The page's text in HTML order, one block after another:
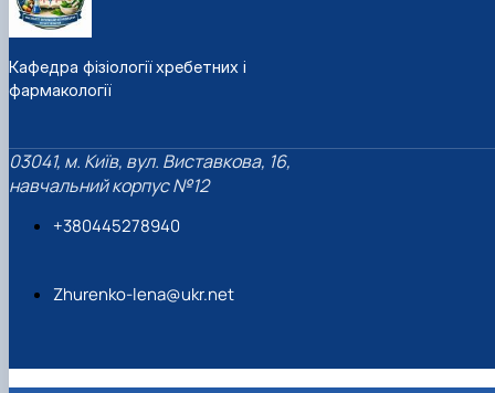
Кафедра фізіології хребетних і
фармакології
03041, м. Київ, вул. Виставкова, 16,
навчальний корпус №12
+380445278940
Zhurenko-lena@ukr.net